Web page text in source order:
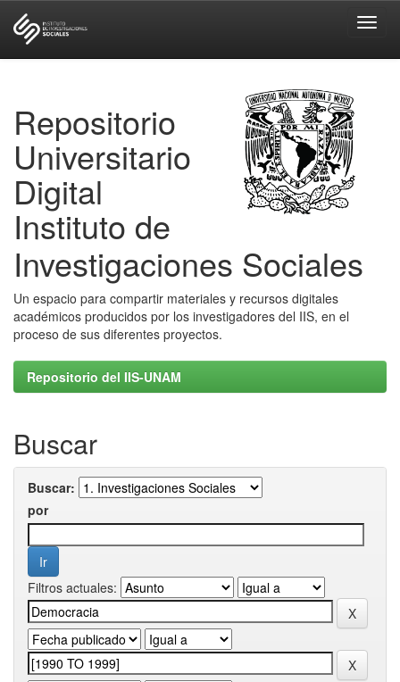
Repositorio
Universitario
Digital
Instituto de
Investigaciones Sociales
Un espacio para compartir materiales y recursos digitales
académicos producidos por los investigadores del IIS, en el
proceso de sus diferentes proyectos.
Repositorio del IIS-UNAM
Buscar
Buscar:
por
Filtros actuales: